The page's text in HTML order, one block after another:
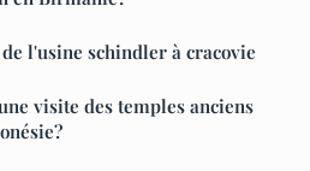
l'usine schindler à cracovie
visite des temples anciens